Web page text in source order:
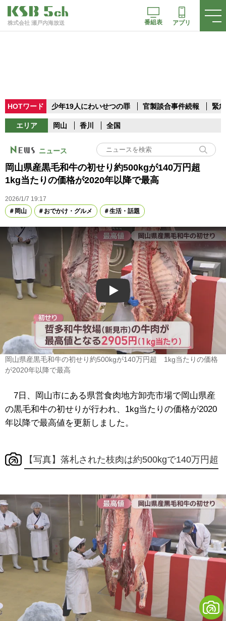
株式会社 瀬戸内海放送 番組表 アプリ
HOTワード 少年19人にわいせつの罪 官製談合事件続報 緊
エリア 岡山 香川 全国
ニュース
岡山県産黒毛和牛の初せり約500kgが140万円超
1kg当たりの価格が2020年以降で最高
2026/1/7 19:17
岡山
おでかけ・グルメ 生活・話題
Play
岡山県産黒毛和牛の初せり約500kgが140万円超 1kg当たりの価格
が2020年以降で最高
7日、岡山市にある県営食肉地方卸売市場で岡山県産
の黒毛和牛の初せりが行われ、1kg当たりの価格が2020
年以降で最高値を更新しました。
【写真】落札された枝肉は約500kgで140万円超